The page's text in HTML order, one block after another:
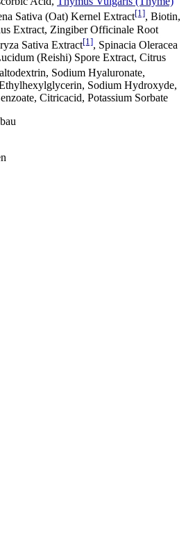
Sativa (Oat) Kernel Extract[1], Biotin,
Extract, Zingiber Officinale Root
Sativa Extract[1], Spinacia Oleracea
(Reishi) Spore Extract, Citrus
Sodium Hyaluronate,
Sodium Hydroxyde,
Citricacid, Potassium Sorbate